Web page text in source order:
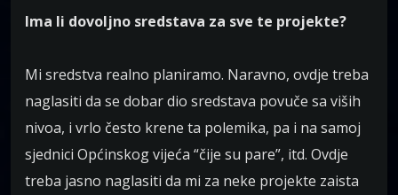
Ima li dovoljno sredstava za sve te projekte?
Mi sredstva realno planiramo. Naravno, ovdje treba
naglasiti da se dobar dio sredstava povuče sa viših
nivoa, i vrlo često krene ta polemika, pa i na samoj
sjednici Općinskog vijeća “čije su pare”, itd. Ovdje
treba jasno naglasiti da mi za neke projekte zaista